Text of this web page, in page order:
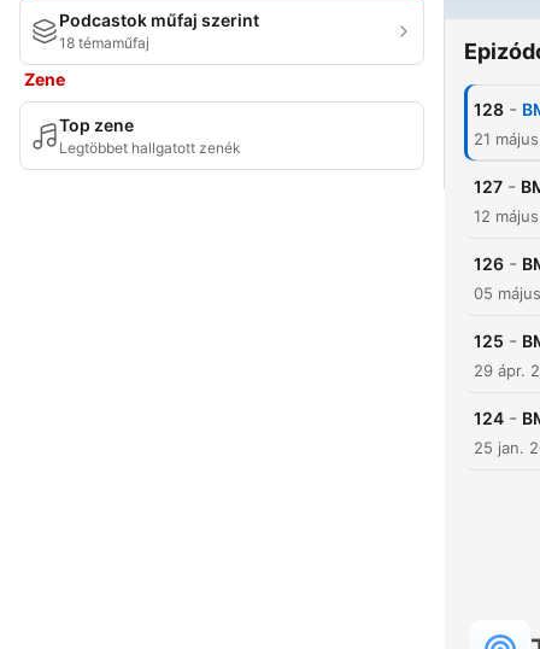
Podcastok műfaj szerint
18 témaműfaj
Zene
Top zene
Legtöbbet hallgatott zenék
128 -
21
127 -
12
126 -
05
125 -
29 ápr.
124 -
25 jan.